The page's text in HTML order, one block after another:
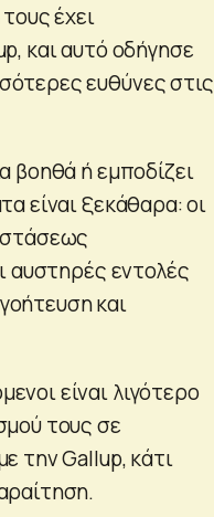
έχει
και αυτό οδήγησε
ευθύνες στις
βοηθά ή εμποδίζει
είναι ξεκάθαρα: οι
αυστηρές εντολές
και
είναι λιγότερο
τους σε
την Gallup, κάτι